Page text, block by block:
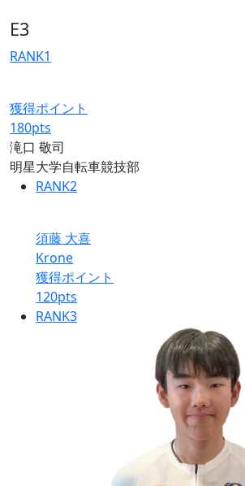
E3
RANK1
獲得ポイント
180pts
滝口 敬司
明星大学自転車競技部
RANK2
須藤 大喜
Krone
獲得ポイント
120pts
RANK3